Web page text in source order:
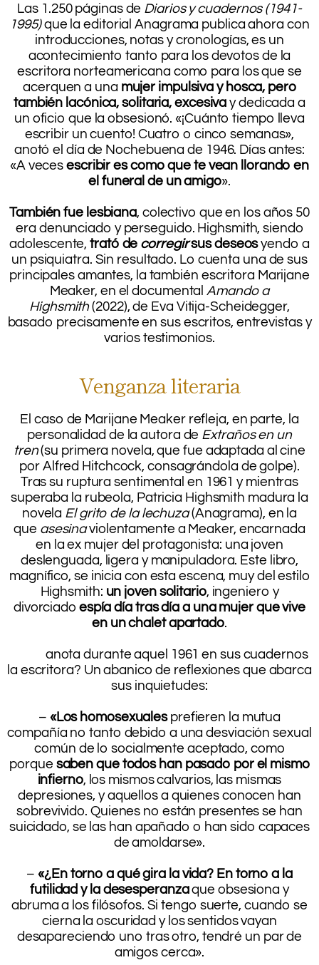
Las 1.250 páginas de Diarios y cuadernos (1941-
1995)que la editorial Anagrama publica ahora con
introducciones, notas y cronologías, es un
acontecimiento tanto para los devotos de la
escritora norteamericana como para los que se
acerquen a una mujer impulsiva y hosca, pero
también lacónica, solitaria, excesiva y dedicada a
un oficio que la obsesionó. «¡Cuánto tiempo lleva
escribir un cuento! Cuatro o cinco semanas»,
anotó el día de Nochebuena de 1946. Días antes:
«A vecesescribir es como que te vean llorando en
el funeral de un amigo».
También fue lesbiana, colectivo que en los años 50
era denunciado y perseguido. Highsmith, siendo
adolescente, trató de corregirsus deseosyendo a
un psiquiatra. Sin resultado. Lo cuenta una de sus
principales amantes, la también escritora Marijane
Meaker, en el documental Amando a
Highsmith(2022), de Eva Vitija-Scheidegger,
basado precisamente en sus escritos, entrevistas y
varios testimonios.
Venganza literaria
El caso de Marijane Meaker refleja, en parte, la
personalidad de la autora de Extraños en un
tren(su primera novela, que fue adaptada al cine
por Alfred Hitchcock, consagrándola de golpe).
Tras su ruptura sentimental en 1961 y mientras
superaba la rubeola, Patricia Highsmith madura la
novela El grito de la lechuza(Anagrama), en la
que asesinaviolentamente a Meaker, encarnada
en la ex mujer del protagonista: una joven
deslenguada, ligera y manipuladora. Este libro,
magnífico, se inicia con esta escena, muy del estilo
Highsmith: un joven solitario, ingeniero y
divorciado espía día tras día a una mujer que vive
en un chalet apartado.
anota durante aquel 1961 en sus cuadernos
la escritora? Un abanico de reflexiones que abarca
sus inquietudes:
– «Los homosexuales prefieren la mutua
compañía no tanto debido a una desviación sexual
común de lo socialmente aceptado, como
porque saben que todos han pasado por el mismo
infierno, los mismos calvarios, las mismas
depresiones, y aquellos a quienes conocen han
sobrevivido. Quienes no están presentes se han
suicidado, se las han apañado o han sido capaces
de amoldarse».
– «¿En torno a qué gira la vida? En torno a la
futilidad y la desesperanzaque obsesiona y
abruma a los filósofos. Si tengo suerte, cuando se
cierna la oscuridad y los sentidos vayan
desapareciendo uno tras otro, tendré un par de
amigos cerca».